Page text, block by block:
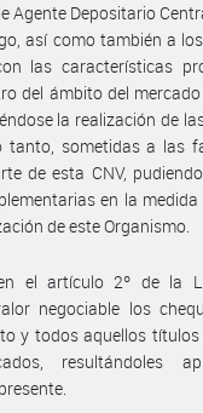
Agente Depositario
así como también a
las características
del ámbito del
la realización de
sometidas a las
de esta CNV,
en la
de este Organismo.
el artículo 2º de la
negociable los
y todos aquellos títulos
resultándoles